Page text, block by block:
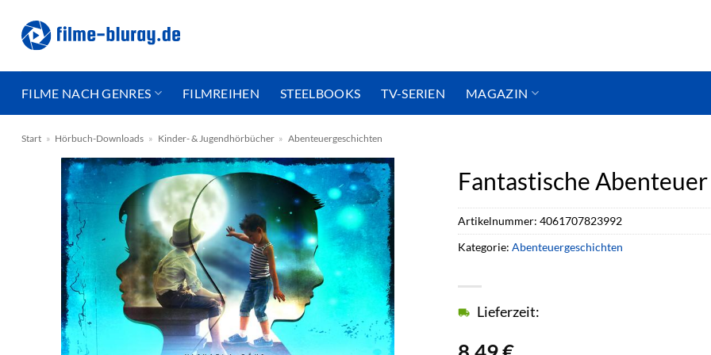
Inhalt
springen
FILME NACH GENRES FILMREIHEN STEELBOOKS TV-SERIEN MAGAZIN
Start » Hörbuch-Downloads » Kinder- & Jugendhörbücher » Abenteuergeschichten
Fantastische Abenteuer
Lieferzeit:
Artikelnummer: 4061707823992
Kategorie: Abenteuergeschichten